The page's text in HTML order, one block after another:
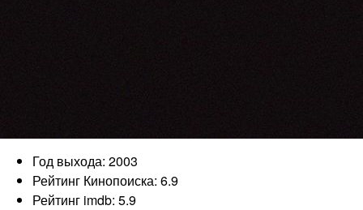
Год выхода: 2003
Рейтинг Кинопоиска: 6.9
Рейтинг imdb: 5.9